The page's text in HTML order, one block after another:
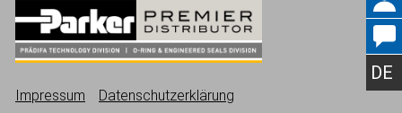
DE
Impressum
Datenschutzerklärung